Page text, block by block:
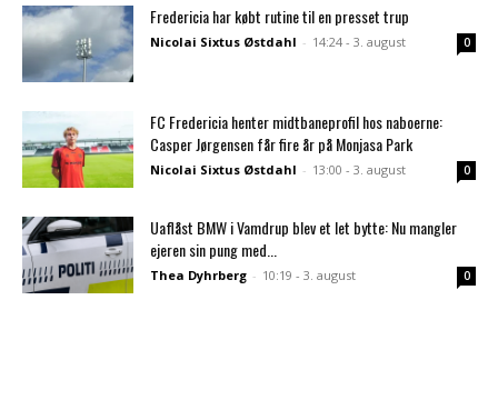
Fredericia har købt rutine til en presset trup
Nicolai Sixtus Østdahl - 14:24 - 3. august 0
FC Fredericia henter midtbaneprofil hos naboerne:
Casper Jørgensen får fire år på Monjasa Park
Nicolai Sixtus Østdahl - 13:00 - 3. august 0
Uaflåst BMW i Vamdrup blev et let bytte: Nu mangler
ejeren sin pung med...
Thea Dyhrberg - 10:19 - 3. august 0